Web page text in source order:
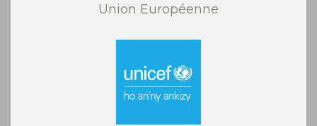
Union Européenne